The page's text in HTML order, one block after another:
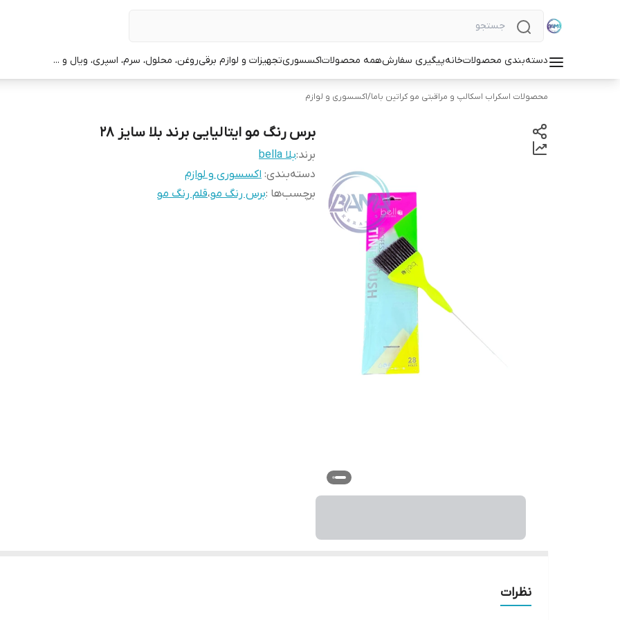
دسته‌بندی محصولاتخانهپیگیری سفارشهمه محصولاتاکسسوریتجهیزات و لوازم برقیروغن، محلول، سرم، اسپری، ویال و ...
محصولات اسکراب اسکالپ و مراقبتی مو کراتین باما/اکسسوری و لوازم
برس رنگ مو ایتالیایی برند بلا سایز ۲۸
برند:بلا bella
دسته‌بندی: اکسسوری و لوازم
برچسب‌ها :برس رنگ مو،قلم رنگ مو
نظرات